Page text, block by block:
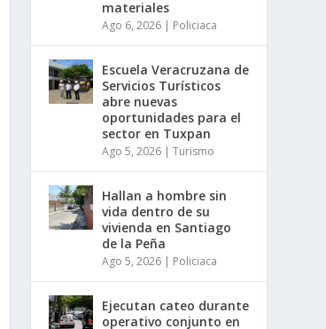
materiales
Ago 6, 2026| Policiaca
Escuela Veracruzana de
Servicios Turísticos
abre nuevas
oportunidades para el
sector en Tuxpan
Ago 5, 2026| Turismo
Hallan a hombre sin
vida dentro de su
vivienda en Santiago
de la Peña
Ago 5, 2026| Policiaca
Ejecutan cateo durante
operativo conjunto en